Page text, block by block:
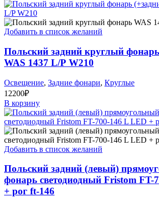
Добавить в список желаний
Польский задний круглый
WAS 1437 L/P W210
Освещение, Задние фонари, Круглые
12200₽
В корзину
Добавить в список желаний
Польский задний (левый)
фонарь светодиодный Fristom FT-
+ рог ft-146